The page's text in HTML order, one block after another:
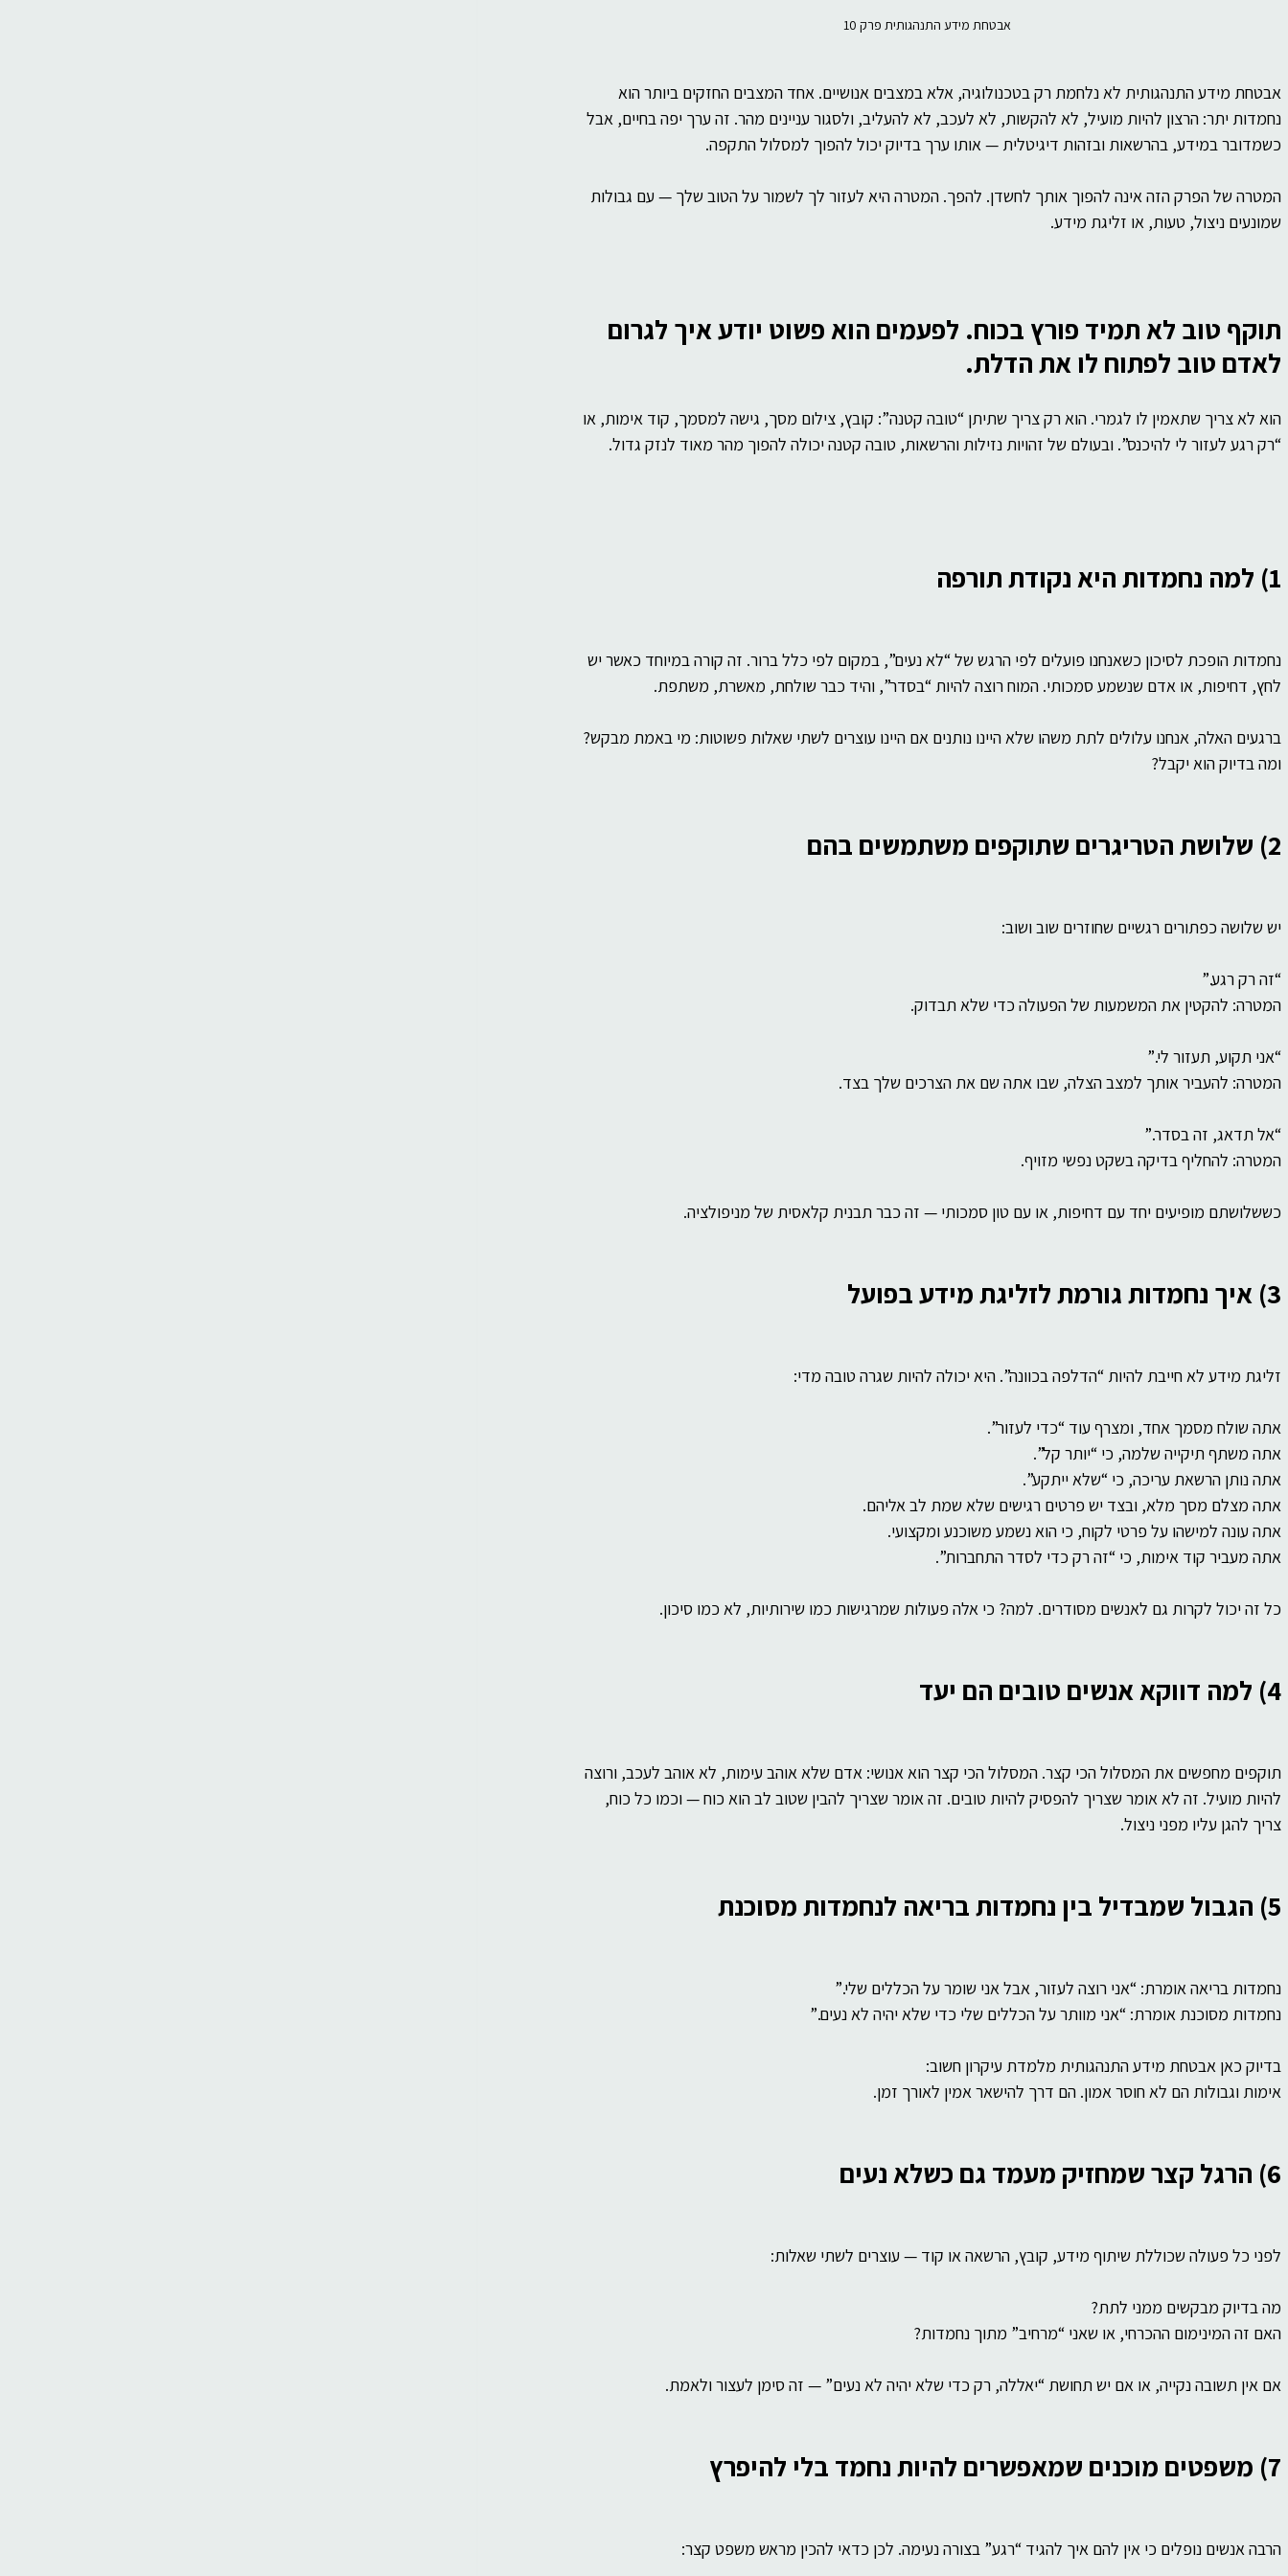
אבטחת מידע התנהגותית פרק 10
אבטחת מידע התנהגותית לא נלחמת רק בטכנולוגיה, אלא במצבים אנושיים. אחד המצבים החזקים ביותר הוא
נחמדות יתר: הרצון להיות מועיל, לא להקשות, לא לעכב, לא להעליב, ולסגור עניינים מהר. זה ערך יפה בחיים, אבל
כשמדובר במידע, בהרשאות ובזהות דיגיטלית — אותו ערך בדיוק יכול להפוך למסלול התקפה.
המטרה של הפרק הזה אינה להפוך אותך לחשדן. להפך. המטרה היא לעזור לך לשמור על הטוב שלך — עם גבולות
שמונעים ניצול, טעות, או זליגת מידע.
תוקף טוב לא תמיד פורץ בכוח. לפעמים הוא פשוט יודע איך לגרום
לאדם טוב לפתוח לו את הדלת.
הוא לא צריך שתאמין לו לגמרי. הוא רק צריך שתיתן “טובה קטנה”: קובץ, צילום מסך, גישה למסמך, קוד אימות, או
“רק רגע לעזור לי להיכנס”. ובעולם של זהויות נזילות והרשאות, טובה קטנה יכולה להפוך מהר מאוד לנזק גדול.
1) למה נחמדות היא נקודת תורפה
נחמדות הופכת לסיכון כשאנחנו פועלים לפי הרגש של “לא נעים”, במקום לפי כלל ברור. זה קורה במיוחד כאשר יש
לחץ, דחיפות, או אדם שנשמע סמכותי. המוח רוצה להיות “בסדר”, והיד כבר שולחת, מאשרת, משתפת.
ברגעים האלה, אנחנו עלולים לתת משהו שלא היינו נותנים אם היינו עוצרים לשתי שאלות פשוטות: מי באמת מבקש?
ומה בדיוק הוא יקבל?
2) שלושת הטריגרים שתוקפים משתמשים בהם
יש שלושה כפתורים רגשיים שחוזרים שוב ושוב:
“זה רק רגע.”
המטרה: להקטין את המשמעות של הפעולה כדי שלא תבדוק.
“אני תקוע, תעזור לי.”
המטרה: להעביר אותך למצב הצלה, שבו אתה שם את הצרכים שלך בצד.
“אל תדאג, זה בסדר.”
המטרה: להחליף בדיקה בשקט נפשי מזויף.
כששלושתם מופיעים יחד עם דחיפות, או עם טון סמכותי — זה כבר תבנית קלאסית של מניפולציה.
3) איך נחמדות גורמת לזליגת מידע בפועל
זליגת מידע לא חייבת להיות “הדלפה בכוונה”. היא יכולה להיות שגרה טובה מדי:
אתה שולח מסמך אחד, ומצרף עוד “כדי לעזור”.
אתה משתף תיקייה שלמה, כי “יותר קל”.
אתה נותן הרשאת עריכה, כי “שלא ייתקע”.
אתה מצלם מסך מלא, ובצד יש פרטים רגישים שלא שמת לב אליהם.
אתה עונה למישהו על פרטי לקוח, כי הוא נשמע משוכנע ומקצועי.
אתה מעביר קוד אימות, כי “זה רק כדי לסדר התחברות”.
כל זה יכול לקרות גם לאנשים מסודרים. למה? כי אלה פעולות שמרגישות כמו שירותיות, לא כמו סיכון.
4) למה דווקא אנשים טובים הם יעד
תוקפים מחפשים את המסלול הכי קצר. המסלול הכי קצר הוא אנושי: אדם שלא אוהב עימות, לא אוהב לעכב, ורוצה
להיות מועיל. זה לא אומר שצריך להפסיק להיות טובים. זה אומר שצריך להבין שטוב לב הוא כוח — וכמו כל כוח,
צריך להגן עליו מפני ניצול.
5) הגבול שמבדיל בין נחמדות בריאה לנחמדות מסוכנת
נחמדות בריאה אומרת: “אני רוצה לעזור, אבל אני שומר על הכללים שלי.”
נחמדות מסוכנת אומרת: “אני מוותר על הכללים שלי כדי שלא יהיה לא נעים.”
בדיוק כאן אבטחת מידע התנהגותית מלמדת עיקרון חשוב:
אימות וגבולות הם לא חוסר אמון. הם דרך להישאר אמין לאורך זמן.
6) הרגל קצר שמחזיק מעמד גם כשלא נעים
לפני כל פעולה שכוללת שיתוף מידע, קובץ, הרשאה או קוד — עוצרים לשתי שאלות:
מה בדיוק מבקשים ממני לתת?
האם זה המינימום ההכרחי, או שאני “מרחיב” מתוך נחמדות?
אם אין תשובה נקייה, או אם יש תחושת “יאללה, רק כדי שלא יהיה לא נעים” — זה סימן לעצור ולאמת.
7) משפטים מוכנים שמאפשרים להיות נחמד בלי להיפרץ
הרבה אנשים נופלים כי אין להם איך להגיד “רגע” בצורה נעימה. לכן כדאי להכין מראש משפט קצר: